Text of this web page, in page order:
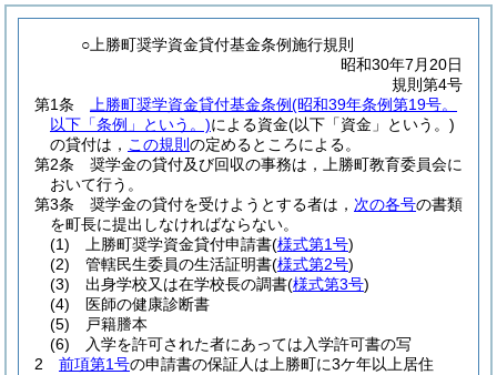
○上勝町奨学資金貸付基金条例施行規則
昭和30年7月20日
規則第4号
第1条
上勝町奨学資金貸付基金条例(昭和39年条例第19号。
以下「条例」という。)による資金(以下「資金」という。)
の貸付は， この規則 の定めるところによる。
第2条
奨学金の貸付及び回収の事務は，上勝町教育委員会に
おいて行う。
第3条
奨学金の貸付を受けようとする者は， 次の各号の書類
を町長に提出しなければならない。
(1)
上勝町奨学資金貸付申請書(様式第1号)
(2)
管轄民生委員の生活証明書(様式第2号)
(3)
出身学校又は在学校長の調書(様式第3号)
(4)
医師の健康診断書
(5)
戸籍謄本
(6)
入学を許可された者にあっては入学許可書の写
2
前項第1号の申請書の保証人は上勝町に3ケ年以上居住